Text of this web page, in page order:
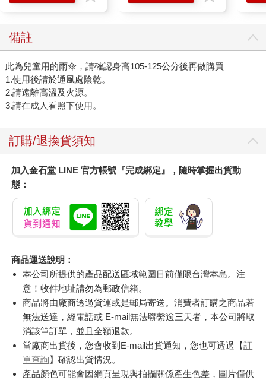
備註
此為兒童用的雨傘，請確認身高105-125公分後再做購買
1.使用後請於通風處陰乾。
2.請遠離高溫及火源。
3.請在成人看照下使用。
訂購/退換貨須知
加入金石堂 LINE 官方帳號『完成綁定』，隨時掌握出貨動
態：
商品運送說明：
本公司所提供的產品配送區域範圍目前僅限台灣本島。注
意！收件地址請勿為郵政信箱。
商品將由廠商透過貨運或是郵局寄送。消費者訂購之商品若
無法送達，經電話或 E-mail無法聯繫逾三天者，本公司將取
消該筆訂單，並且全額退款。
當廠商出貨後，您會收到E-mail出貨通知，您也可透過【訂
單查詢】確認出貨情況。
產品顏色可能會因網頁呈現與拍攝關係產生色差，圖片僅供